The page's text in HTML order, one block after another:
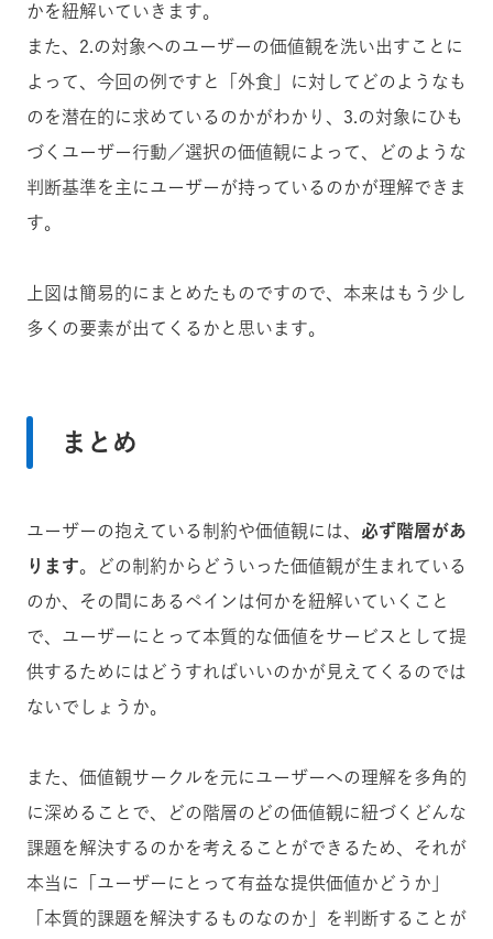
かを紐解いていきます。
また、2.の対象へのユーザーの価値観を洗い出すことに
よって、今回の例ですと「外食」に対してどのようなも
のを潜在的に求めているのかがわかり、3.の対象にひも
づくユーザー行動／選択の価値観によって、どのような
判断基準を主にユーザーが持っているのかが理解できま
す。
上図は簡易的にまとめたものですので、本来はもう少し
多くの要素が出てくるかと思います。
まとめ
ユーザーの抱えている制約や価値観には、 必ず階層があ
ります。
どの制約からどういった価値観が生まれている
のか、その間にあるペインは何かを紐解いていくこと
で、ユーザーにとって本質的な価値をサービスとして提
供するためにはどうすればいいのかが見えてくるのでは
ないでしょうか。
また、価値観サークルを元にユーザーへの理解を多角的
に深めることで、どの階層のどの価値観に紐づくどんな
課題を解決するのかを考えることができるため、それが
本当に「ユーザーにとって有益な提供価値かどうか」
「本質的課題を解決するものなのか」を判断することが